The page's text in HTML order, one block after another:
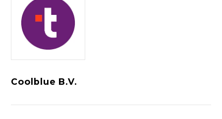
Coolblue B.V.